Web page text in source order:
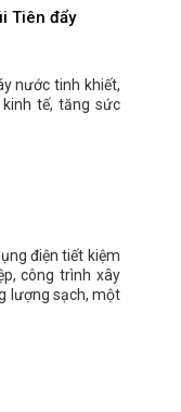
Tiên đẩy
nước tinh khiết,
tế, tăng sức
điện tiết kiệm
công trình xây
lượng sạch, một